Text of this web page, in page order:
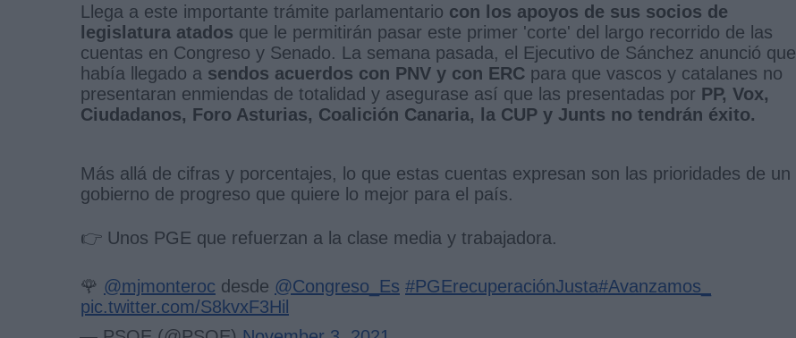
Llega a este importante trámite parlamentario con los apoyos de sus socios de
legislatura atados que le permitirán pasar este primer 'corte' del largo recorrido de las
cuentas en Congreso y Senado. La semana pasada, el Ejecutivo de Sánchez anunció que
había llegado a sendos acuerdos con PNV y con ERC para que vascos y catalanes no
presentaran enmiendas de totalidad y asegurase así que las presentadas por PP, Vox,
Ciudadanos, Foro Asturias, Coalición Canaria, la CUP y Junts no tendrán éxito.
Más allá de cifras y porcentajes, lo que estas cuentas expresan son las prioridades de un
gobierno de progreso que quiere lo mejor para el país.
👉 Unos PGE que refuerzan a la clase media y trabajadora.
🌹 @mjmonteroc desde @Congreso_Es #PGErecuperaciónJusta#Avanzamos_
pic.twitter.com/S8kvxF3Hil